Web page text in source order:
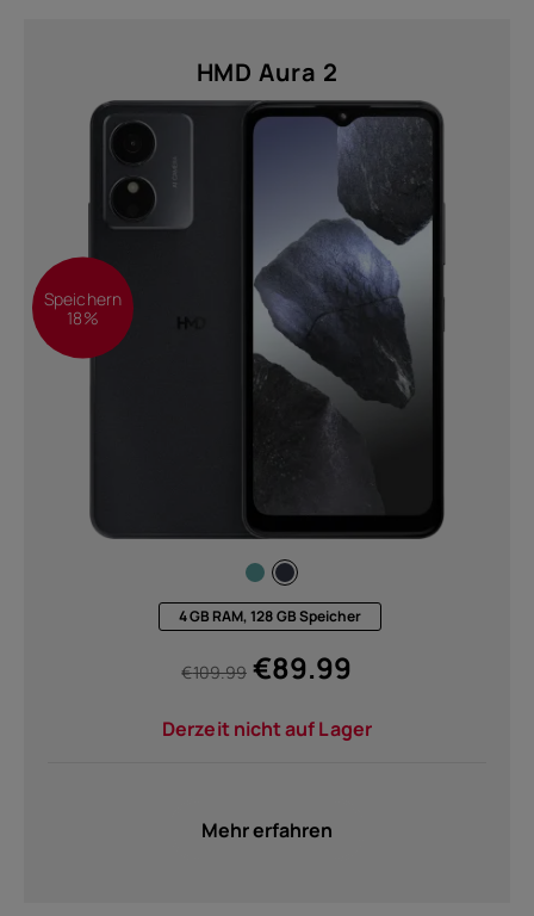
FHD+ 1080 x 2400 (1)
HD (576 x 1280) (4)
HD+ (720 x 1612) (1)
einreichen
HMD Aura 2
Speichern
18%
4 GB RAM, 128 GB Speicher
€109.99 €89.99
Derzeit nicht auf Lager
Mehr erfahren